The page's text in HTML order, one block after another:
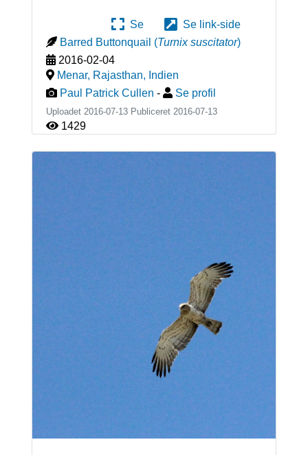
Se
Se link-side
Barred Buttonquail (Turnix suscitator)
2016-02-04
Menar, Rajasthan, Indien
Paul Patrick Cullen - Se profil
Uploadet 2016-07-13 Publiceret 2016-07-13
1429